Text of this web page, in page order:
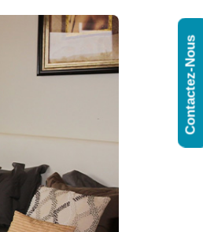
Contactez-Nous